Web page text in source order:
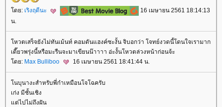
ดย: เริงฤดีนะ
16 เมษายน 2561 18:14:13
น.
หวตเสร็จยังไม่ทันเม้นท์ คอมดันแฮงค์ซะงั้น จิบอกว่า โจทย์งวดนี้โดนใจเรามาก
เดี๊ยวพรุ่งนี้หรือมะรืนจะมาเขียนน๊าาาา อ่ะงั้นโหวตล่วงหน้าก่อนจ้ะ
ดย: Max Bulliboo 16 เมษายน 2561 18:41:44 น.
นบุนางะสำหรับพี่ก๋าเหมือนโจโฉครับ
เก่ง มีชั้นเชิง
ต่ไปไม่ถึงฝัน